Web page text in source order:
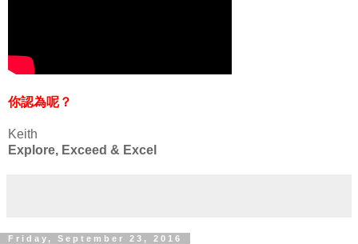
你認為呢？
Keith
Explore, Exceed & Excel
Friday, September 23, 2016